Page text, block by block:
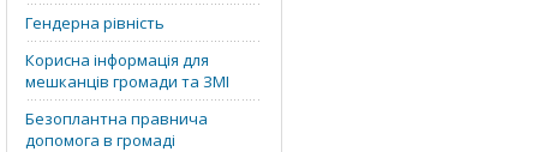
Гендерна рівність
Корисна інформація для
мешканців громади та ЗМІ
Безоплантна правнича
допомога в громаді